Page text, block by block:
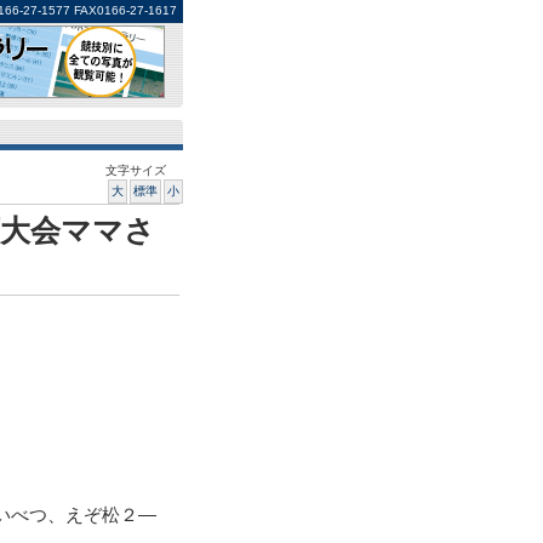
27-1577 FAX0166-27-1617
文字サイズ
大
標準 小
会ママさ
べつ、えぞ松２―